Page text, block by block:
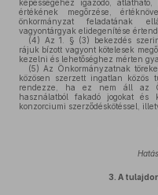
képességéhez igazodó, átlátható,
értékének megőrzése,
önkormányzat feladatának
vagyontárgyak elidegenítése
(4) Az 1. § (3) bekezdés
rájuk bízott vagyont kötelesek
kezelni és lehetőséghez mérten
(5) Az Önkormányzatnak
közösen szerzett ingatlan közös
rendezze, ha ez nem áll az
használatból fakadó jogokat és
konzorciumi szerződéskötéssel,
3. A